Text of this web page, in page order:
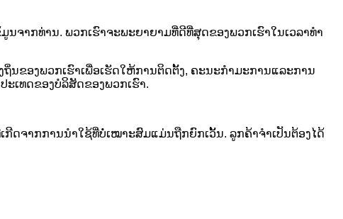
ຈາກທ່ານ. ພວກເຮົາຈະພະຍາຍາມທີ່ດີທີ່ສຸດຂອງພວກເຮົາໃນເວລາທໍາ
ຂອງພວກເຮົາເພື່ອເຮັດໃຫ້ການຕິດຕັ້ງ, ຄະນະກໍາມະການແລະການ
ເທດຂອງບໍລິສັດຂອງພວກເຮົາ.
ດຈາກການນຳໃຊ້ທີ່ບໍ່ເໝາະສົມແມ່ນຖືກຍົກເວັ້ນ. ລູກຄ້າຈໍາເປັນຕ້ອງໄດ້